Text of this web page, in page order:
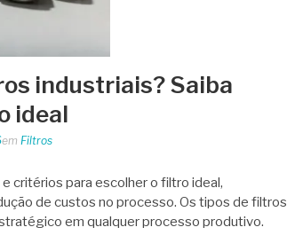
industriais? Saiba
ideal
em Filtros
critérios para escolher o filtro ideal,
de custos no processo. Os tipos de filtros
em qualquer processo produtivo.